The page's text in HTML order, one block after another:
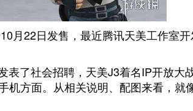
月22日发售，最近腾讯天美工作室
表了社会招聘，天美J3着名IP开放大
机方面。从相关说明、配图来看，就